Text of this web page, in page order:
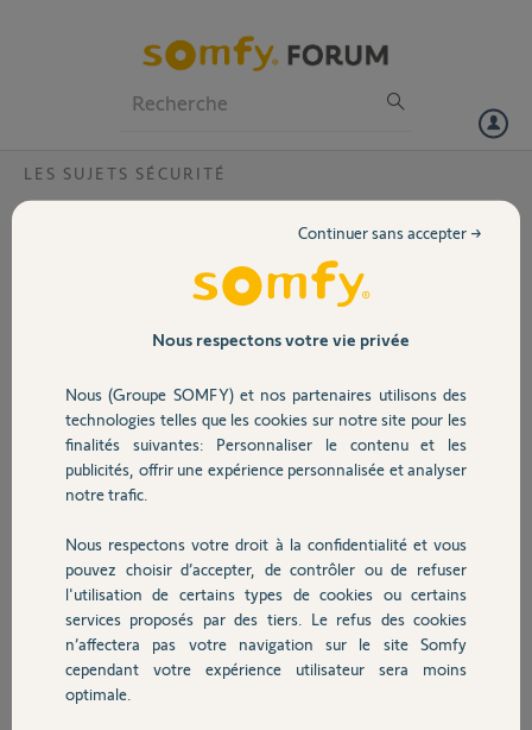
Volet
Sécurité
Domotique
Chauffage
Autres produits
LES SUJETS SÉCURITÉ
Où trouver le guide application Somfy
merci d'indiquer où trouver l'application Somfy Connect pour iPhone
Pierre S.
Participer au fil de discussion
Réponses
Bonjour Pierre
Somfy Connect est un portail d'enregistrement.
https://www.somfy-connect.com/fr/
Nous respectons votre vie privée
Nous (Groupe SOMFY) et nos partenaires utilisons des
technologies telles que les cookies sur notre site pour les
finalités suivantes: Personnaliser le contenu et les
publicités, offrir une expérience personnalisée et analyser
notre trafic.
Nous respectons votre droit à la confidentialité et vous
pouvez choisir d’accepter, de contrôler ou de refuser
l'utilisation de certains types de cookies ou certains
services proposés par des tiers. Le refus des cookies
n’affectera pas votre navigation sur le site Somfy
cependant votre expérience utilisateur sera moins
optimale.
Continuer sans accepter →